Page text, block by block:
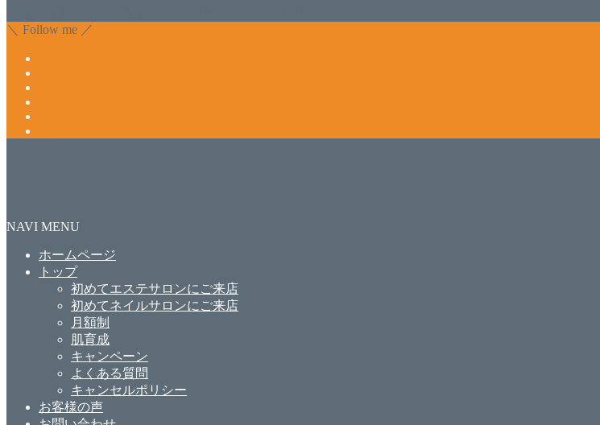
＼ Follow me ／
NAVI MENU
ホームページ
トップ
初めてエステサロンにご来店
初めてネイルサロンにご来店
月額制
肌育成
キャンペーン
よくある質問
キャンセルポリシー
お客様の声